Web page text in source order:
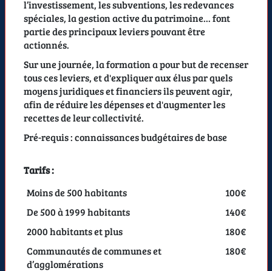
l’investissement, les subventions, les redevances
spéciales, la gestion active du patrimoine... font
partie des principaux leviers pouvant être
actionnés.
Sur une journée, la formation a pour but de recenser
tous ces leviers, et d'expliquer aux élus par quels
moyens juridiques et financiers ils peuvent agir,
afin de réduire les dépenses et d'augmenter les
recettes de leur collectivité.
Pré-requis : connaissances budgétaires de base
Tarifs :
Moins de 500 habitants
100€
De 500 à 1999 habitants
140€
2000 habitants et plus
180€
Communautés de communes et
d’agglomérations
180€